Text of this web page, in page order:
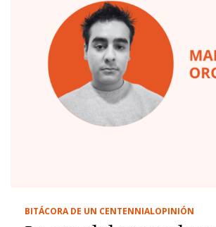
BITÁCORA DE UN CENTENNIALOPINIÓN